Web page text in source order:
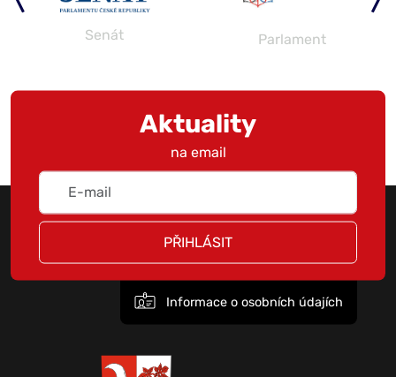
Senát Parlament
Aktuality
na email
PŘIHLÁSIT
Informace o osobních údajích